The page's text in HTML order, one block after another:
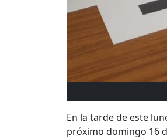
En la tarde de este
próximo domingo 16